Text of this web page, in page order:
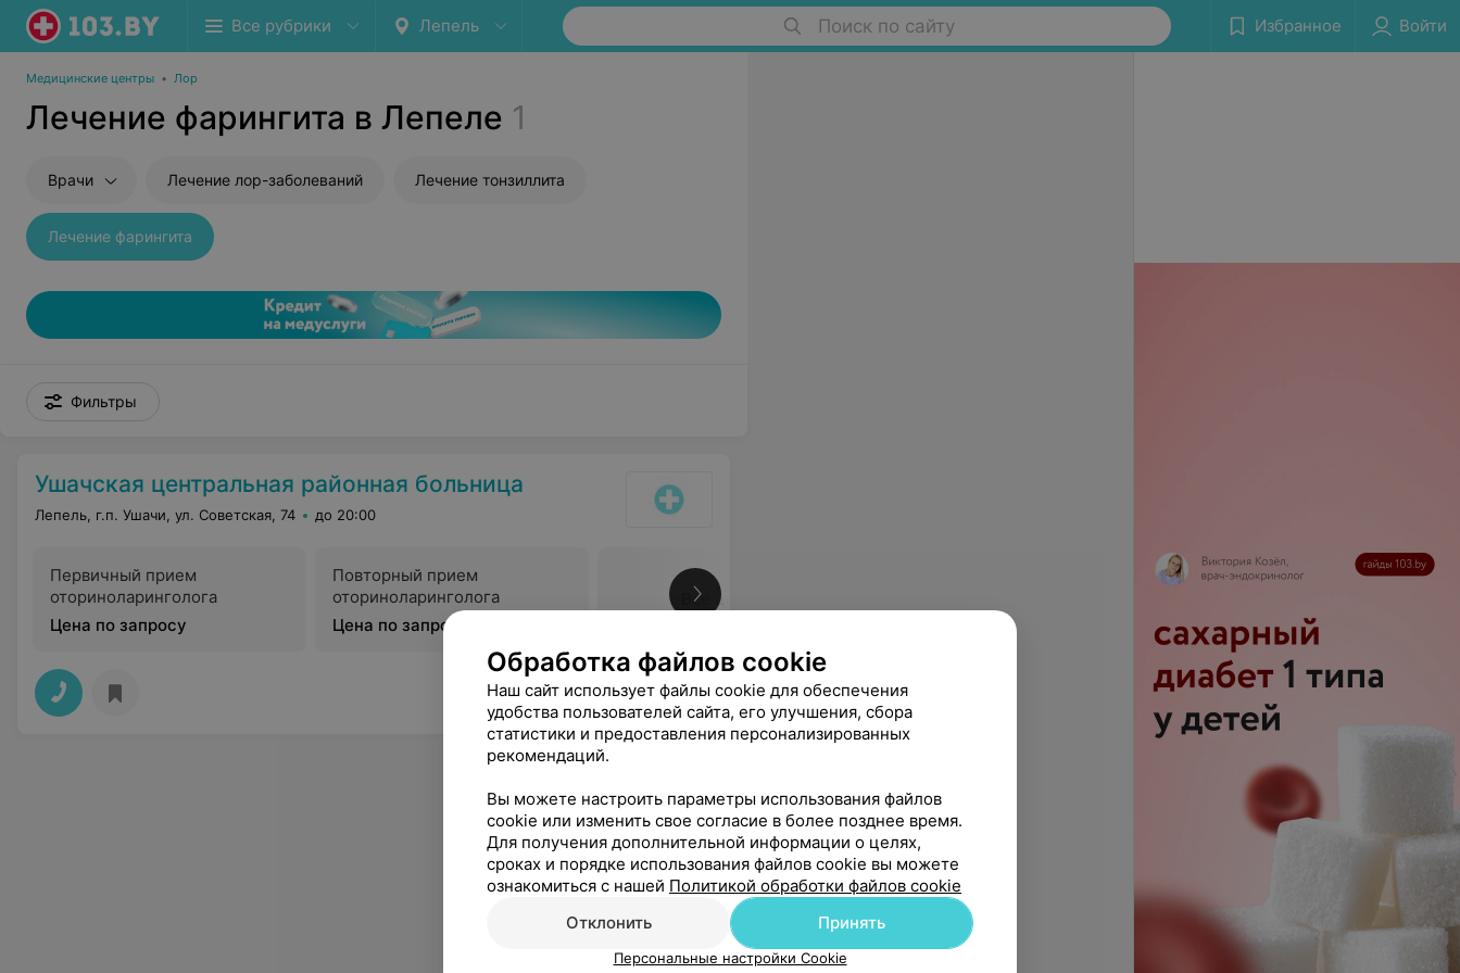
Все рубрики Лепель Поиск по сайту Избранное Войти
Медицинские центры • Лор
Лечение фарингита в Лепеле 1
Врачи Лечение лор-заболеваний Лечение тонзиллита
Лечение фарингита
Фильтры
Ушачская центральная районная больница
Лепель, г.п. Ушачи, ул. Советская, 74 до 20:00
Первичный прием
оториноларинголога
Цена по запросу
Повторный прием
оториноларинголога
Цена по запросу
Все цены
Обработка файлов cookie
Наш сайт использует файлы cookie для обеспечения
удобства пользователей сайта, его улучшения, сбора
статистики и предоставления персонализированных
рекомендаций.
Вы можете настроить параметры использования файлов
cookie или изменить свое согласие в более позднее время.
Для получения дополнительной информации о целях,
сроках и порядке использования файлов cookie вы можете
ознакомиться с нашей Политикой обработки файлов cookie
Отклонить
Принять
Персональные настройки Cookie